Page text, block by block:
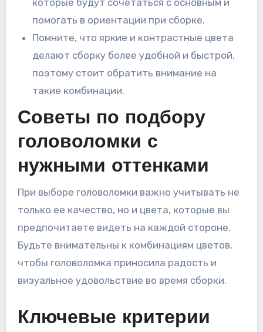
которые будут сочетаться с основным и
помогать в ориентации при сборке.
Помните, что яркие и контрастные цвета
делают сборку более удобной и быстрой,
поэтому стоит обратить внимание на
такие комбинации.
Советы по подбору
головоломки с
нужными оттенками
При выборе головоломки важно учитывать не
только ее качество, но и цвета, которые вы
предпочитаете видеть на каждой стороне.
Будьте внимательны к комбинациям цветов,
чтобы головоломка приносила радость и
визуальное удовольствие во время сборки.
Ключевые критерии